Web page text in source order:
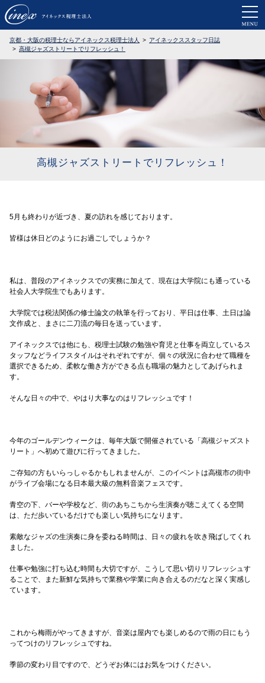
京都・大阪で税務調査に強い税理士な
京都・大阪の税理士ならアイネックス税理士法人
アイネックススタッフ日誌
高槻ジャズストリートでリフレッシュ！
高槻ジャズストリートでリフレッシュ！
5月も終わりが近づき、夏の訪れを感じております。
皆様は休日どのようにお過ごしでしょうか？
私は、普段のアイネックスでの実務に加えて、現在は大学院にも通っている
社会人大学院生でもあります。
大学院では税法関係の修士論文の執筆を行っており、平日は仕事、土日は論
文作成と、まさに二刀流の毎日を送っています。
アイネックスでは他にも、税理士試験の勉強や育児と仕事を両立しているス
タッフなどライフスタイルはそれぞれですが、個々の状況に合わせて職種を
選択できるため、柔軟な働き方ができる点も職場の魅力としてあげられま
す。
そんな日々の中で、やはり大事なのはリフレッシュです！
今年のゴールデンウィークは、毎年大阪で開催されている「高槻ジャズスト
リート」へ初めて遊びに行ってきました。
ご存知の方もいらっしゃるかもしれませんが、このイベントは高槻市の街中
がライブ会場になる日本最大級の無料音楽フェスです。
青空の下、バーや学校など、街のあちこちから生演奏が聴こえてくる空間
は、ただ歩いているだけでも楽しい気持ちになります。
素敵なジャズの生演奏に身を委ねる時間は、日々の疲れを吹き飛ばしてくれ
ました。
仕事や勉強に打ち込む時間も大切ですが、こうして思い切りリフレッシュす
ることで、また新鮮な気持ちで業務や学業に向き合えるのだなと深く実感し
ています。
これから梅雨がやってきますが、音楽は屋内でも楽しめるので雨の日にもう
ってつけのリフレッシュですね。
季節の変わり目ですので、どうぞお体にはお気をつけください。